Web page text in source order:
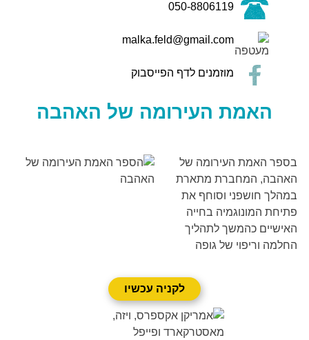
050-8806119
malka.feld@gmail.com
מוזמנים לדף הפייסבוק
האמת העירומה של האהבה
בספר האמת העירומה של
האהבה, המחברת מתארת
במהלך חושפני וסוחף את
פתיחת המונוגמיה בחייה
האישיים כהמשך לתהליך
החלמה וריפוי של גופה
לקניה עכשיו